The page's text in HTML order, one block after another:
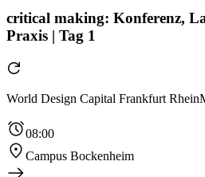
critical making: Konferenz,
Praxis | Tag 1
World Design Capital Frankfurt
08:00
Campus Bockenheim